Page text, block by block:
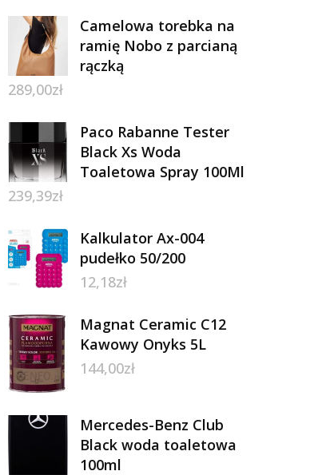
Camelowa torebka na
ramię Nobo z parcianą
rączką
289,00zł
Paco Rabanne Tester
Black Xs Woda
Toaletowa Spray 100Ml
239,39zł
Kalkulator Ax-004
pudełko 50/200
12,18zł
Magnat Ceramic C12
Kawowy Onyks 5L
144,00zł
Mercedes-Benz Club
Black woda toaletowa
100ml